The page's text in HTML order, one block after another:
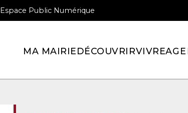
Espace Public Numérique
MA MAIRIEDÉCOUVRIRVIVRE